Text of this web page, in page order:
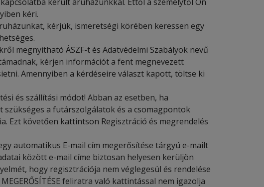
kéri.
kérjük, ismeretségi körében keressen egy
megnyitható ÁSZF-t és Adatvédelmi Szabályok nevű
kérjen információt a fent megnevezett
Amennyiben a kérdéseire választ kapott, töltse ki
és szállítási módot! Abban az esetben, ha
a futárszolgálatok és a csomagpontok
Ezt követően kattintson Regisztráció és megrendelés
automatikus E-mail cím megerősítése tárgyú e-mailt
között e-mail címe biztosan helyesen kerüljön
hogy regisztrációja nem véglegesül és rendelése
feliratra való kattintással nem igazolja